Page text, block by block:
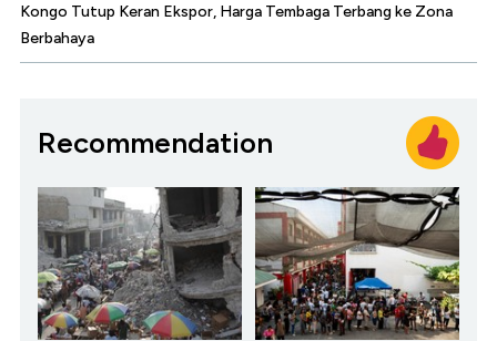
Kongo Tutup Keran Ekspor, Harga Tembaga Terbang ke Zona
Berbahaya
Recommendation